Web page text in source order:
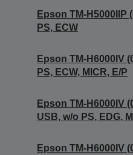
Epson TM-H5000IIP
PS, ECW
Epson TM-H6000IV
PS, ECW, MICR, E/P
Epson TM-H6000IV
USB, w/o PS, EDG,
Epson TM-H6000IV